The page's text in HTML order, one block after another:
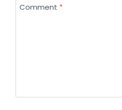
Comment *